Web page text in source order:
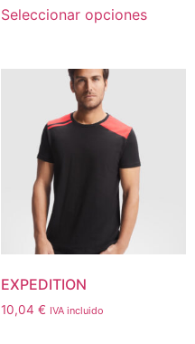
Seleccionar opciones
EXPEDITION
10,04 € IVA incluido